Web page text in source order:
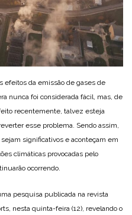
efeitos da emissão de gases de
nunca foi considerada fácil, mas, de
recentemente, talvez esteja
esse problema. Sendo assim,
significativos e aconteçam em
climáticas provocadas pelo
ocorrendo.
pesquisa publicada na revista
nesta quinta-feira (12), revelando o